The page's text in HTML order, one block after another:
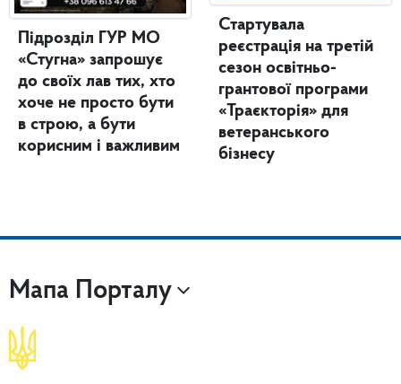
Підрозділ ГУР МО
«Стугна» запрошує
до своїх лав тих, хто
хоче не просто бути
в строю, а бути
корисним і важливим
Стартувала
реєстрація на третій
сезон освітньо-
грантової програми
«Траєкторія» для
ветеранського
бізнесу
Мапа Порталу